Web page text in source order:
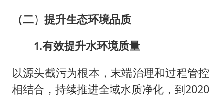
（二）提升生态环境品质
1.有效提升水环境质量
以源头截污为根本，末端治理和过程管控
相结合，持续推进全域水质净化，到2020